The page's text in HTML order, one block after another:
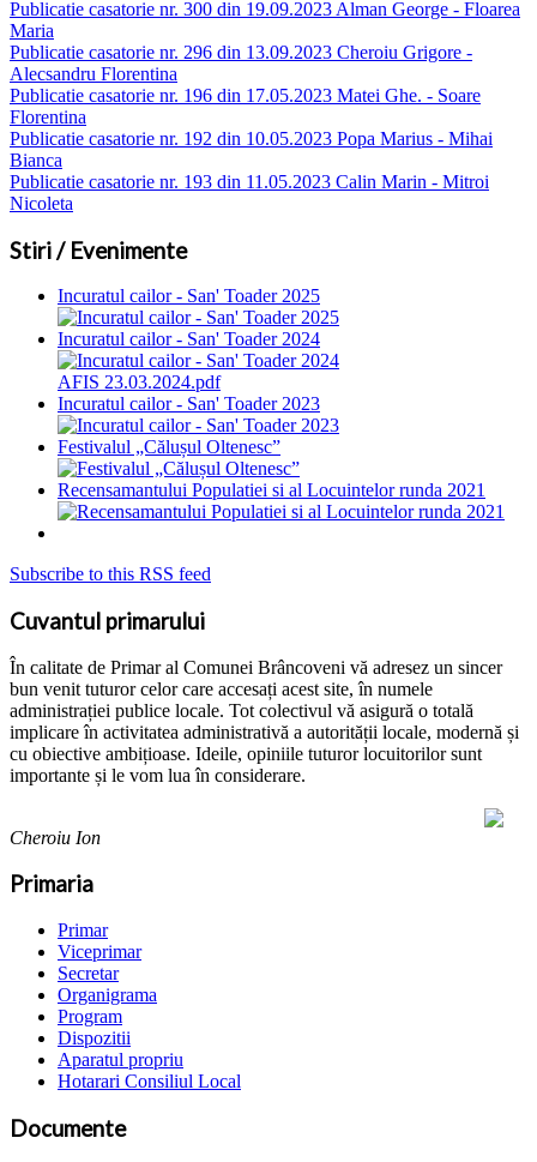
Publicatie casatorie nr. 300 din 19.09.2023 Alman George - Floarea
Maria
Publicatie casatorie nr. 296 din 13.09.2023 Cheroiu Grigore -
Alecsandru Florentina
Publicatie casatorie nr. 196 din 17.05.2023 Matei Ghe. - Soare
Florentina
Publicatie casatorie nr. 192 din 10.05.2023 Popa Marius - Mihai
Bianca
Publicatie casatorie nr. 193 din 11.05.2023 Calin Marin - Mitroi
Nicoleta
Stiri / Evenimente
Incuratul cailor - San' Toader 2025
Incuratul cailor - San' Toader 2024
AFIS 23.03.2024.pdf
Incuratul cailor - San' Toader 2023
Festivalul „Călușul Oltenesc”
Recensamantului Populatiei si al Locuintelor runda 2021
Subscribe to this RSS feed
Cuvantul primarului
În calitate de Primar al Comunei Brâncoveni vă adresez un sincer
bun venit tuturor celor care accesați acest site, în numele
administrației publice locale. Tot colectivul vă asigură o totală
implicare în activitatea administrativă a autorității locale, modernă și
cu obiective ambițioase. Ideile, opiniile tuturor locuitorilor sunt
importante și le vom lua în considerare.
Cheroiu Ion
Primaria
Primar
Viceprimar
Secretar
Organigrama
Program
Dispozitii
Aparatul propriu
Hotarari Consiliul Local
Documente